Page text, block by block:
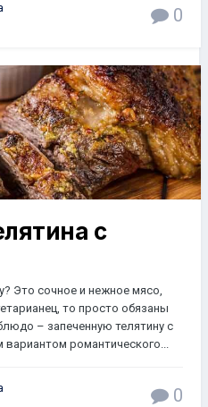
0
с
Это сочное и нежное мясо,
то просто обязаны
– запеченную телятину с
романтического...
0